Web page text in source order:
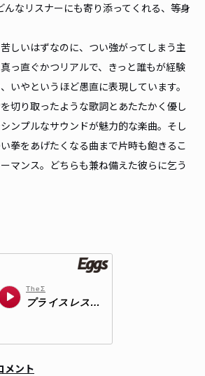
んなリスナーにも寄り添ってくれる、等身
しいはずなのに、つい強がってしまう主
っ直ぐかつリアルで、きっと誰もが経験
いやというほど愚直に表現しています。
切り取ったような歌詞とあたたかく優し
ンプルなサウンドが魅力的な楽曲。そし
拳をあげたくなる曲まで片時も飽きるこ
マンス。どちらも兼ね備えた彼らに乞う
メント